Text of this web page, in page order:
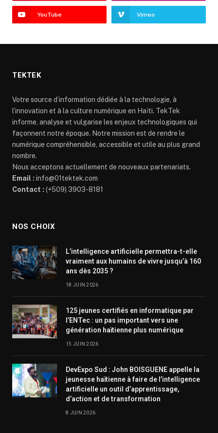
YouTube Vimeo
TEKTEK
Votre source d’information dédiée à la technologie, à
l’innovation et à la culture numérique en Haïti. TekTek
informe, analyse et vulgarise les enjeux technologiques qui
façonnent notre époque. Notre mission est de rendre le
numérique compréhensible, accessible et utile au plus grand
nombre.
Nous acceptons actuellement de nouveaux partenariats.
Email : info@01tektek.com
Contact : (+509) 3903-8181
NOS CHOIX
L’intelligence artificielle permettra-t-elle
vraiment aux humains de vivre jusqu’à 160
ans dès 2035 ?
18 JUIN 2026
125 jeunes certifiés en informatique par
l’ENTec : un pas important vers une
génération haïtienne plus numérique
15 JUIN 2026
DevExpo Sud : John BOISGUENE appelle la
jeunesse haïtienne à faire de l’intelligence
artificielle un outil d’apprentissage,
d’action et de transformation
8 JUIN 2026